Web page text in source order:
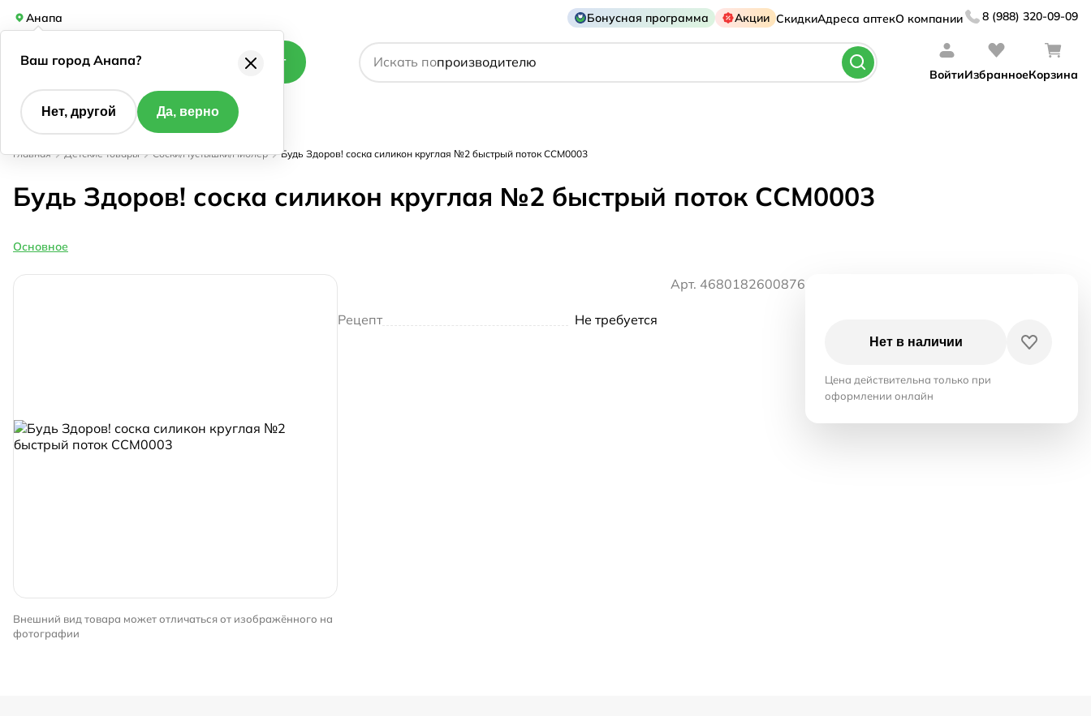
Анапа Бонусная программа Акции СкидкиАдреса аптекО компании 8 (988) 320-09-09
Каталог Искать по
действующему веществу
производителю
ВойтиИзбранноеКорзина
Главная Детские товары Соски/Пустышки/Ниблер Будь Здоров! соска силикон круглая №2 быстрый поток ССМ0003
Будь Здоров! соска силикон круглая №2 быстрый поток ССМ0003
Основное
Внешний вид товара может отличаться от изображённого на
фотографии
Арт. 4680182600876
Рецепт Не требуется
Нет в наличии
Цена действительна только при
оформлении онлайн
Ваш город Анапа?
Нет, другой Да, верно